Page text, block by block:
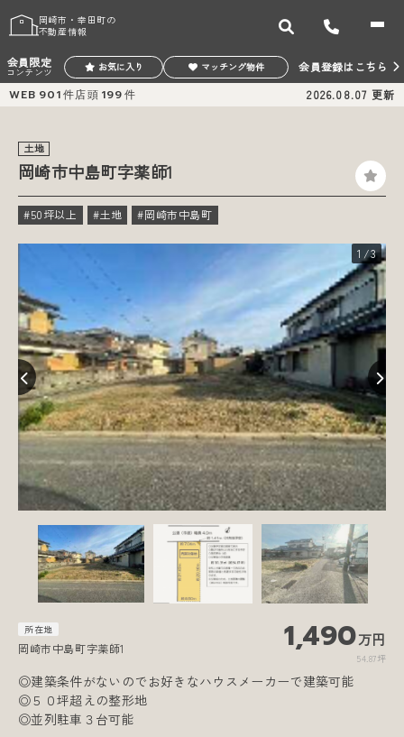
岡崎市・幸田町の
不動産情報
会員限定
コンテンツ お気に入り マッチング物件 会員登録はこちら
WEB 901件店頭 199件 2026.08.07 更新
土地
岡崎市中島町字薬師1
#50坪以上 #土地 #岡崎市中島町
1 /3
所在地
岡崎市中島町字薬師1 1,490万円
54.87坪
◎建築条件がないのでお好きなハウスメーカーで建築可能
◎５０坪超えの整形地
◎並列駐車３台可能